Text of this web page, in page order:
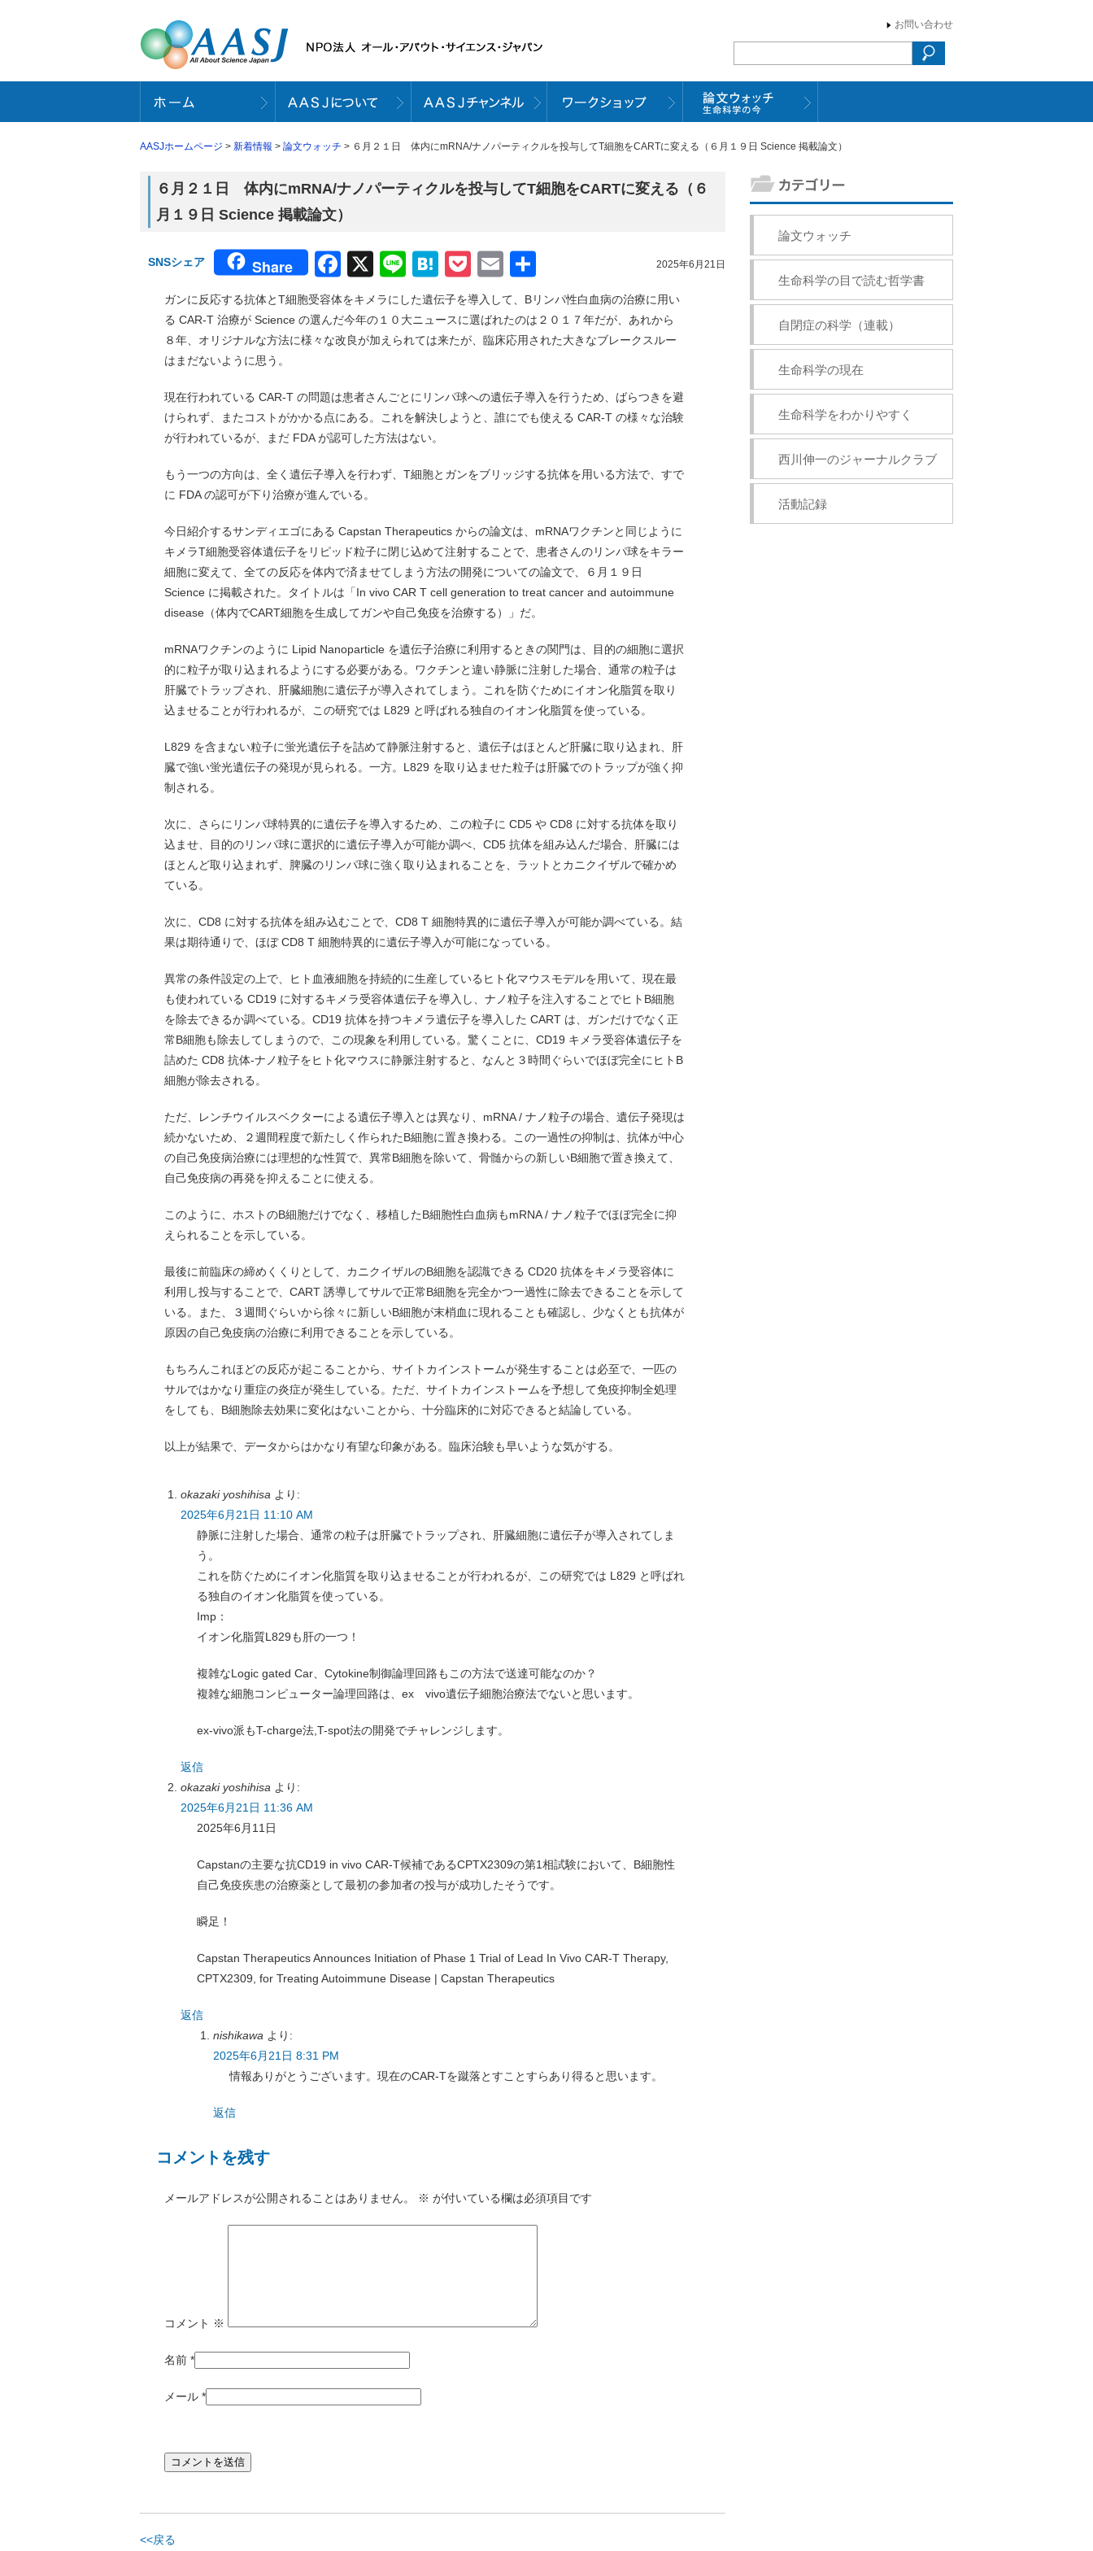
お問い合わせ
AASJホームページ > 新着情報 > 論文ウォッチ > ６月２１日 体内にmRNA/ナノパーティクルを投与してT細胞をCARTに変える（６月１９日 Science 掲載論文）
６月２１日 体内にmRNA/ナノパーティクルを投与してT細胞をCARTに変える（６
月１９日 Science 掲載論文）
2025年6月21日
SNSシェア Share Facebook
X LineHatena
Pocket
Email
有
ガンに反応する抗体とT細胞受容体をキメラにした遺伝子を導入して、Bリンパ性白血病の治療に用い
る CAR-T 治療が Science の選んだ今年の１０大ニュースに選ばれたのは２０１７年だが、あれから
８年、オリジナルな方法に様々な改良が加えられては来たが、臨床応用された大きなブレークスルー
はまだないように思う。
現在行われている CAR-T の問題は患者さんごとにリンパ球への遺伝子導入を行うため、ばらつきを避
けられず、またコストがかかる点にある。これを解決しようと、誰にでも使える CAR-T の様々な治験
が行われているが、まだ FDA が認可した方法はない。
もう一つの方向は、全く遺伝子導入を行わず、T細胞とガンをブリッジする抗体を用いる方法で、すで
に FDA の認可が下り治療が進んでいる。
今日紹介するサンディエゴにある Capstan Therapeutics からの論文は、mRNAワクチンと同じように
キメラT細胞受容体遺伝子をリピッド粒子に閉じ込めて注射することで、患者さんのリンパ球をキラー
細胞に変えて、全ての反応を体内で済ませてしまう方法の開発についての論文で、６月１９日
Science に掲載された。タイトルは「In vivo CAR T cell generation to treat cancer and autoimmune
disease（体内でCART細胞を生成してガンや自己免疫を治療する）」だ。
mRNAワクチンのように Lipid Nanoparticle を遺伝子治療に利用するときの関門は、目的の細胞に選択
的に粒子が取り込まれるようにする必要がある。ワクチンと違い静脈に注射した場合、通常の粒子は
肝臓でトラップされ、肝臓細胞に遺伝子が導入されてしまう。これを防ぐためにイオン化脂質を取り
込ませることが行われるが、この研究では L829 と呼ばれる独自のイオン化脂質を使っている。
L829 を含まない粒子に蛍光遺伝子を詰めて静脈注射すると、遺伝子はほとんど肝臓に取り込まれ、肝
臓で強い蛍光遺伝子の発現が見られる。一方。L829 を取り込ませた粒子は肝臓でのトラップが強く抑
制される。
次に、さらにリンパ球特異的に遺伝子を導入するため、この粒子に CD5 や CD8 に対する抗体を取り
込ませ、目的のリンパ球に選択的に遺伝子導入が可能か調べ、CD5 抗体を組み込んだ場合、肝臓には
ほとんど取り込まれず、脾臓のリンパ球に強く取り込まれることを、ラットとカニクイザルで確かめ
ている。
次に、CD8 に対する抗体を組み込むことで、CD8 T 細胞特異的に遺伝子導入が可能か調べている。結
果は期待通りで、ほぼ CD8 T 細胞特異的に遺伝子導入が可能になっている。
異常の条件設定の上で、ヒト血液細胞を持続的に生産しているヒト化マウスモデルを用いて、現在最
も使われている CD19 に対するキメラ受容体遺伝子を導入し、ナノ粒子を注入することでヒトB細胞
を除去できるか調べている。CD19 抗体を持つキメラ遺伝子を導入した CART は、ガンだけでなく正
常B細胞も除去してしまうので、この現象を利用している。驚くことに、CD19 キメラ受容体遺伝子を
詰めた CD8 抗体-ナノ粒子をヒト化マウスに静脈注射すると、なんと３時間ぐらいでほぼ完全にヒトB
細胞が除去される。
ただ、レンチウイルスベクターによる遺伝子導入とは異なり、mRNA / ナノ粒子の場合、遺伝子発現は
続かないため、２週間程度で新たしく作られたB細胞に置き換わる。この一過性の抑制は、抗体が中心
の自己免疫病治療には理想的な性質で、異常B細胞を除いて、骨髄からの新しいB細胞で置き換えて、
自己免疫病の再発を抑えることに使える。
このように、ホストのB細胞だけでなく、移植したB細胞性白血病もmRNA / ナノ粒子でほぼ完全に抑
えられることを示している。
最後に前臨床の締めくくりとして、カニクイザルのB細胞を認識できる CD20 抗体をキメラ受容体に
利用し投与することで、CART 誘導してサルで正常B細胞を完全かつ一過性に除去できることを示して
いる。また、３週間ぐらいから徐々に新しいB細胞が末梢血に現れることも確認し、少なくとも抗体が
原因の自己免疫病の治療に利用できることを示している。
もちろんこれほどの反応が起こることから、サイトカインストームが発生することは必至で、一匹の
サルではかなり重症の炎症が発生している。ただ、サイトカインストームを予想して免疫抑制全処理
をしても、B細胞除去効果に変化はないことから、十分臨床的に対応できると結論している。
以上が結果で、データからはかなり有望な印象がある。臨床治験も早いような気がする。
okazaki yoshihisa より:
2025年6月21日 11:10 AM
静脈に注射した場合、通常の粒子は肝臓でトラップされ、肝臓細胞に遺伝子が導入されてしま
う。
これを防ぐためにイオン化脂質を取り込ませることが行われるが、この研究では L829 と呼ばれ
る独自のイオン化脂質を使っている。
Imp：
イオン化脂質L829も肝の一つ！
複雑なLogic gated Car、Cytokine制御論理回路もこの方法で送達可能なのか？
複雑な細胞コンピューター論理回路は、ex vivo遺伝子細胞治療法でないと思います。
ex-vivo派もT-charge法,T-spot法の開発でチャレンジします。
返信
okazaki yoshihisa より:
2025年6月21日 11:36 AM
2025年6月11日
Capstanの主要な抗CD19 in vivo CAR-T候補であるCPTX2309の第1相試験において、B細胞性
自己免疫疾患の治療薬として最初の参加者の投与が成功したそうです。
瞬足！
Capstan Therapeutics Announces Initiation of Phase 1 Trial of Lead In Vivo CAR-T Therapy,
CPTX2309, for Treating Autoimmune Disease | Capstan Therapeutics
返信
nishikawa より:
2025年6月21日 8:31 PM
情報ありがとうございます。現在のCAR-Tを蹴落とすことすらあり得ると思います。
返信
コメントを残す
メールアドレスが公開されることはありません。 ※ が付いている欄は必須項目です
コメント ※
名前 *
メール *
<<戻る
論文ウォッチ
生命科学の目で読む哲学書
自閉症の科学（連載）
生命科学の現在
生命科学をわかりやすく
西川伸一のジャーナルクラブ
活動記録